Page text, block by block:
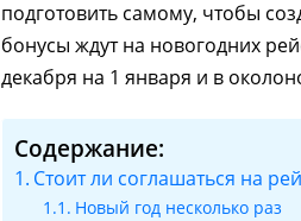
подготовить самому, чтобы
бонусы ждут на новогодних
декабря на 1 января и в
Содержание:
Стоит ли соглашаться на
Новый год несколько раз